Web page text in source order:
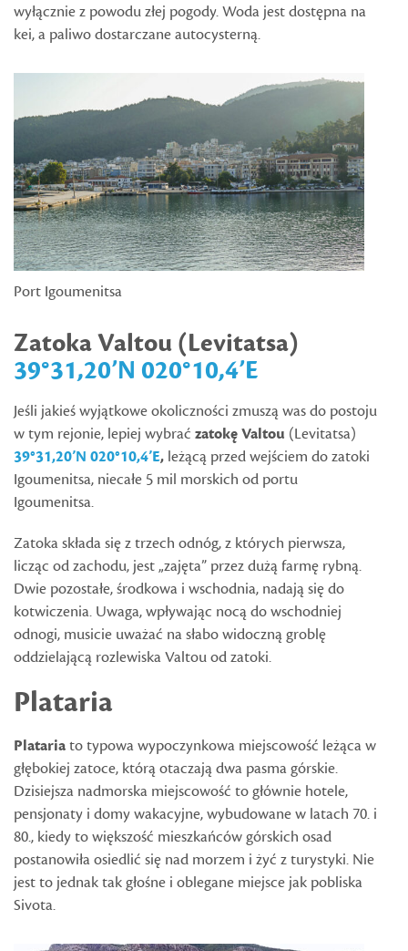
wyłącznie z powodu złej pogody. Woda jest dostępna na
kei, a paliwo dostarczane autocysterną.
Port Igoumenitsa
Zatoka Valtou (Levitatsa)
39°31,20’N 020°10,4’E
Jeśli jakieś wyjątkowe okoliczności zmuszą was do postoju
w tym rejonie, lepiej wybrać zatokę Valtou (Levitatsa)
39°31,20’N 020°10,4’E, leżącą przed wejściem do zatoki
Igoumenitsa, niecałe 5 mil morskich od portu
Igoumenitsa.
Zatoka składa się z trzech odnóg, z których pierwsza,
licząc od zachodu, jest „zajęta” przez dużą farmę rybną.
Dwie pozostałe, środkowa i wschodnia, nadają się do
kotwiczenia. Uwaga, wpływając nocą do wschodniej
odnogi, musicie uważać na słabo widoczną groblę
oddzielającą rozlewiska Valtou od zatoki.
Plataria
Platariato typowa wypoczynkowa miejscowość leżąca w
głębokiej zatoce, którą otaczają dwa pasma górskie.
Dzisiejsza nadmorska miejscowość to głównie hotele,
pensjonaty i domy wakacyjne, wybudowane w latach 70. i
80., kiedy to większość mieszkańców górskich osad
postanowiła osiedlić się nad morzem i żyć z turystyki. Nie
jest to jednak tak głośne i oblegane miejsce jak pobliska
Sivota.